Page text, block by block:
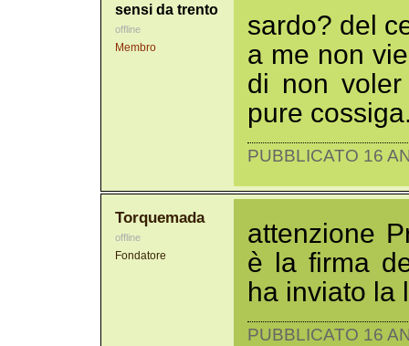
sensi da trento
offline
Membro
sardo? del
a me non
di non voler
pure
PUBBLICATO 16
Torquemada
offline
Fondatore
attenzione
è la firma
ha inviato la
PUBBLICATO 16